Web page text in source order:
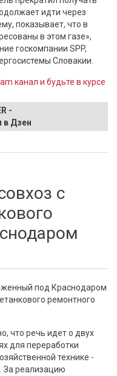
идти через
показывает, что в
в этом газе»,
госкомпании SPP,
Словакии.
канал и будьте в курсе
-
в Дзен
Австрию
с
под Краснодаром
ремонтного
что речь идет о двух
для переработки
технике -
За реализацию